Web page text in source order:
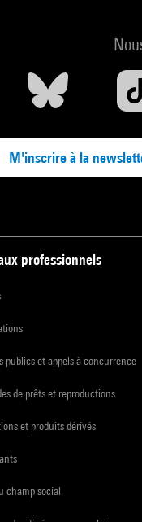
M'inscrire à la
professionnels
publics et appels à concurrence
de prêts et reproductions
et produits dérivés
champ social